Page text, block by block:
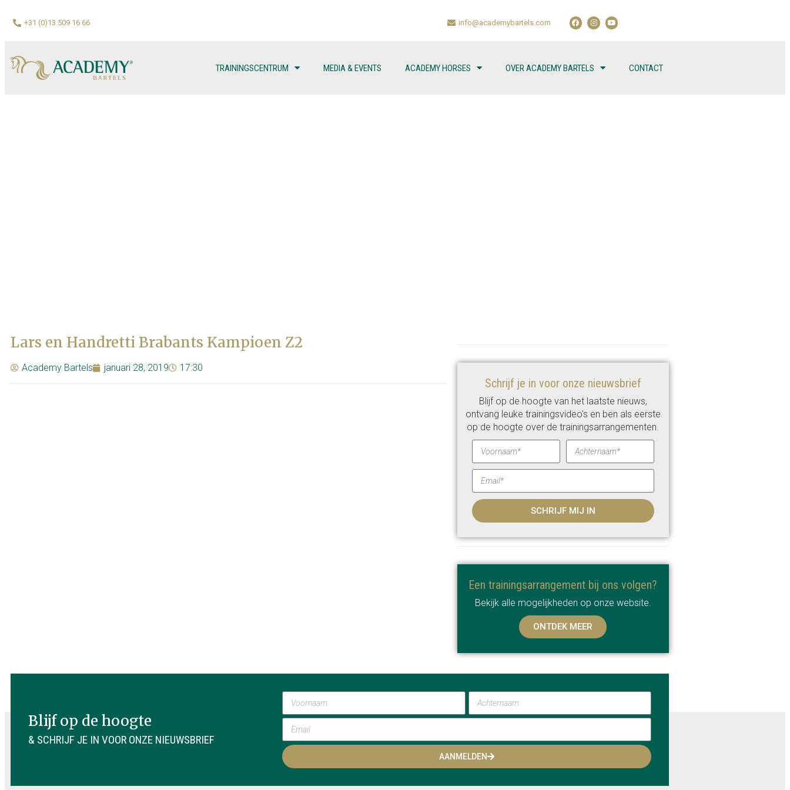
+31 (0)13 509 16 66 info@academybartels.com
TRAININGSCENTRUM MEDIA & EVENTS ACADEMY HORSES OVER ACADEMY BARTELS CONTACT
Lars en Handretti Brabants Kampioen Z2
Academy Bartels januari 28, 2019 17:30
Schrijf je in voor onze nieuwsbrief
Blijf op de hoogte van het laatste nieuws,
ontvang leuke trainingsvideo's en ben als eerste
op de hoogte over de trainingsarrangementen.
SCHRIJF MIJ IN
Een trainingsarrangement bij ons volgen?
Bekijk alle mogelijkheden op onze website.
ONTDEK MEER
Blijf op de hoogte
& SCHRIJF JE IN VOOR ONZE NIEUWSBRIEF
AANMELDEN